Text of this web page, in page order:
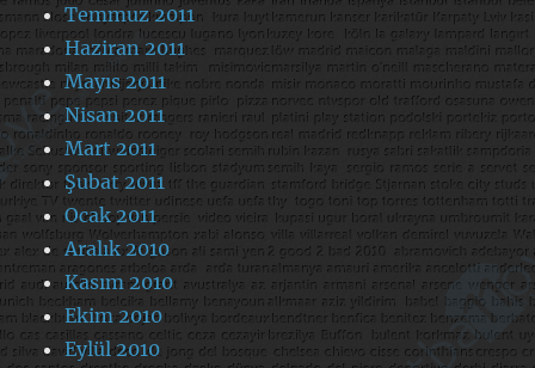
Temmuz 2011
Haziran 2011
Mayıs 2011
Nisan 2011
Mart 2011
Şubat 2011
Ocak 2011
Aralık 2010
Kasım 2010
Ekim 2010
Eylül 2010